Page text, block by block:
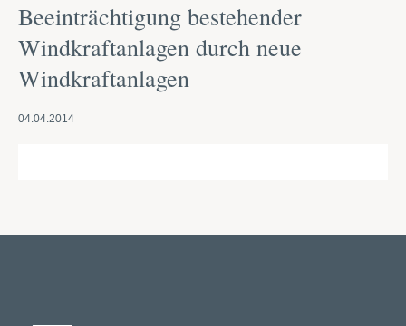
Beeinträchtigung bestehender
Windkraftanlagen durch neue
Windkraftanlagen
04.04.2014